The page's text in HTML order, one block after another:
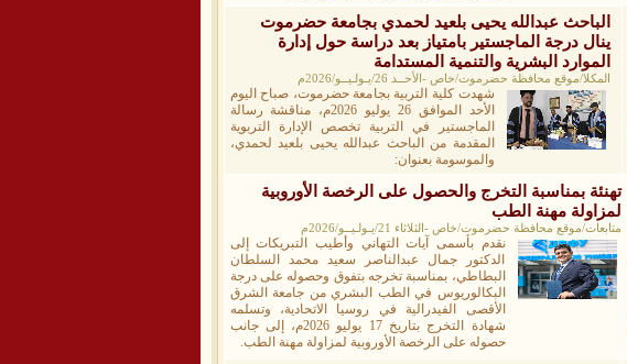
الباحث عبدالله يحيى بلعيد لحمدي بجامعة حضرموت
ينال درجة الماجستير بامتياز بعد دراسة حول إدارة
الموارد البشرية والتنمية المستدامة
المكلا/موقع محافظة حضرموت/خاص -الأحــد 26/يـولـيــو/2026م
شهدت كلية التربية بجامعة حضرموت، صباح اليوم
الأحد الموافق 26 يوليو 2026م، مناقشة رسالة
الماجستير في التربية تخصص الإدارة التربوية
المقدمة من الباحث عبدالله يحيى بلعيد لحمدي،
والموسومة بعنوان:
تهنئة بمناسبة التخرج والحصول على الرخصة الأوروبية
لمزاولة مهنة الطب
متابعات/موقع محافظة حضرموت/خاص -الثلاثاء 21/يـولـيــو/2026م
نقدم بأسمى آيات التهاني وأطيب التبريكات إلى
الدكتور جمال عبدالناصر سعيد محمد السلطان
البطاطي، بمناسبة تخرجه بتفوق وحصوله على درجة
البكالوريوس في الطب البشري من جامعة الشرق
الأقصى الفيدرالية في روسيا الاتحادية، وتسلمه
شهادة التخرج بتاريخ 17 يوليو 2026م، إلى جانب
حصوله على الرخصة الأوروبية لمزاولة مهنة الطب.